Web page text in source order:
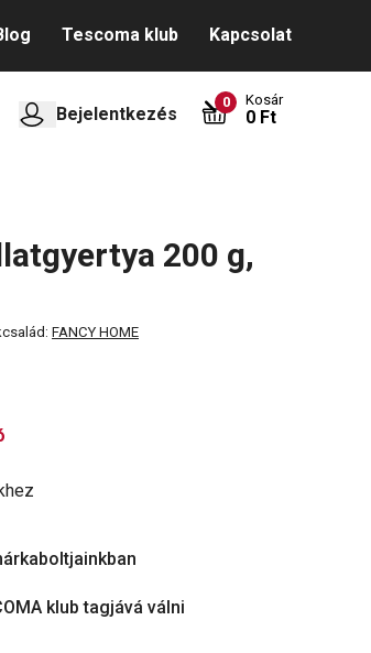
Tescoma klub Kapcsolat
Bejelentkezés
0 Kosár
0 Ft
200 g,
FANCY HOME
klub tagjává válni